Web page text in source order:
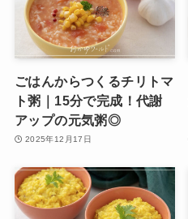
ごはんからつくるチリトマ
ト粥｜15分で完成！代謝
アップの元気粥◎
2025年12月17日